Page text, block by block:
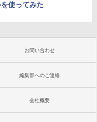
使ってみた
お問い合わせ
編集部へのご連絡
会社概要